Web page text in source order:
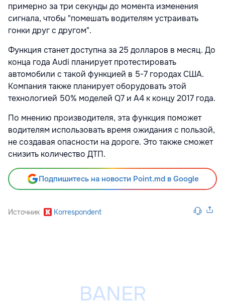
примерно за три секунды до момента изменения
сигнала, чтобы "помешать водителям устраивать
гонки друг с другом".
Функция станет доступна за 25 долларов в месяц. До
конца года Audi планирует протестировать
автомобили с такой функцией в 5-7 городах США.
Компания также планирует оборудовать этой
технологией 50% моделей Q7 и A4 к концу 2017 года.
По мнению производителя, эта функция поможет
водителям использовать время ожидания с пользой,
не создавая опасности на дороге. Это также сможет
снизить количество ДТП.
Подпишитесь на новости Point.md в Google
Источник Korrespondent